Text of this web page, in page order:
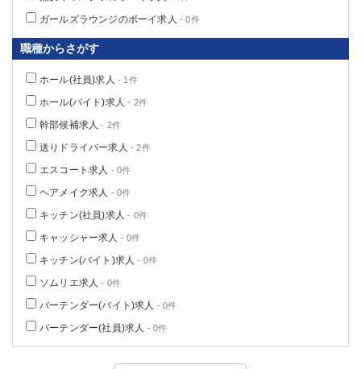
ガールズラウンジのボーイ求人 - 0件
職種からさがす
ホール(社員)求人 - 1件
ホール(バイト)求人 - 2件
幹部候補求人 - 2件
送りドライバー求人 - 2件
エスコート求人 - 0件
ヘアメイク求人 - 0件
キッチン(社員)求人 - 0件
キャッシャー求人 - 0件
キッチン(バイト)求人 - 0件
ソムリエ求人 - 0件
バーテンダー(バイト)求人 - 0件
バーテンダー(社員)求人 - 0件